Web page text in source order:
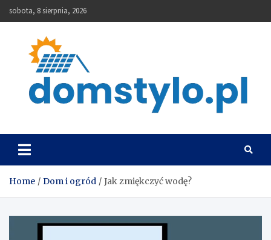
Skip
to
sobota, 8 sierpnia, 2026
DomStylo
Home Dom i ogród Jak zmiękczyć wodę?